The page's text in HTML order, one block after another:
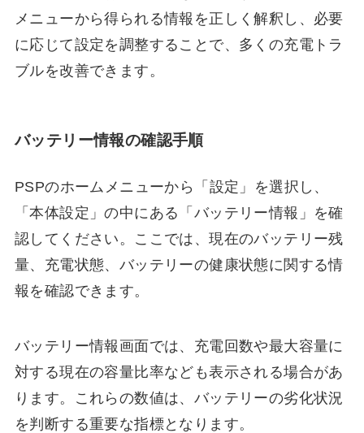
メニューから得られる情報を正しく解釈し、必要
に応じて設定を調整することで、多くの充電トラ
ブルを改善できます。
バッテリー情報の確認手順
PSPのホームメニューから「設定」を選択し、
「本体設定」の中にある「バッテリー情報」を確
認してください。ここでは、現在のバッテリー残
量、充電状態、バッテリーの健康状態に関する情
報を確認できます。
バッテリー情報画面では、充電回数や最大容量に
対する現在の容量比率なども表示される場合があ
ります。これらの数値は、バッテリーの劣化状況
を判断する重要な指標となります。